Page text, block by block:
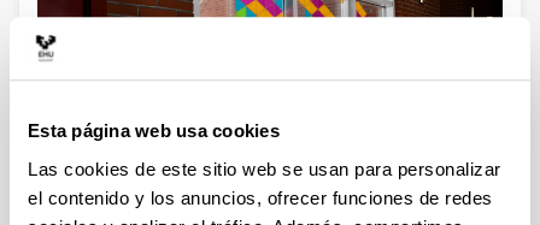
Esta página web usa cookies
Las cookies de este sitio web se usan para personalizar
el contenido y los anuncios, ofrecer funciones de redes